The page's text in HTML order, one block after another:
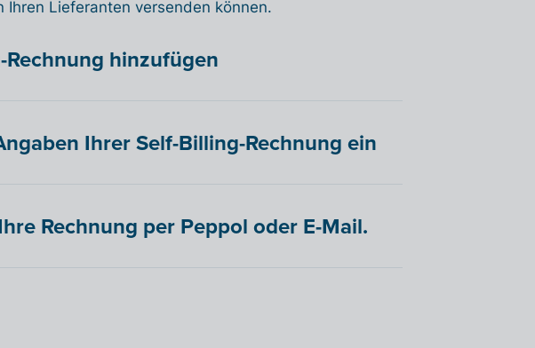
Ihren Lieferanten versenden können.
hinzufügen
Ihrer Self-Billing-Rechnung ein
Rechnung per Peppol oder E-Mail.